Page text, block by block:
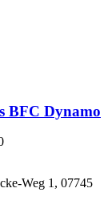
BFC Dynamo
Weg 1, 07745